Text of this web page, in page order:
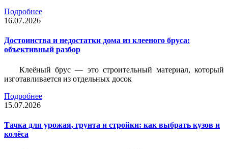
Подробнее
16.07.2026
Достоинства и недостатки дома из клееного бруса:
объективный разбор
Клеёный брус — это строительный материал, который
изготавливается из отдельных досок
Подробнее
15.07.2026
Тачка для урожая, грунта и стройки: как выбрать кузов и
колёса